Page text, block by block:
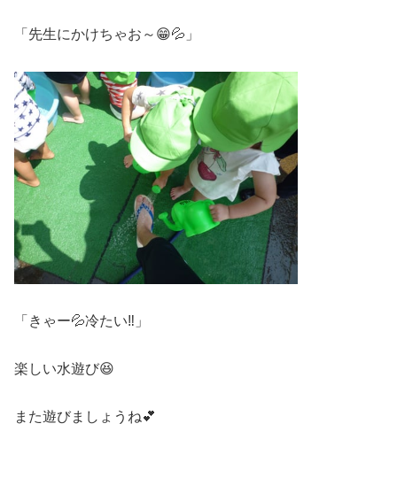
「先生にかけちゃお～😁💦」
「きゃー💦冷たい‼」
楽しい水遊び😆
また遊びましょうね💕